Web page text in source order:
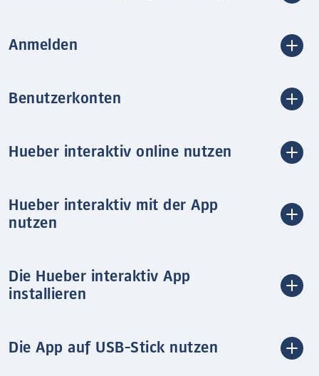
Anmelden
Benutzerkonten
Hueber interaktiv online nutzen
Hueber interaktiv mit der App
nutzen
Die Hueber interaktiv App
installieren
Die App auf USB-Stick nutzen